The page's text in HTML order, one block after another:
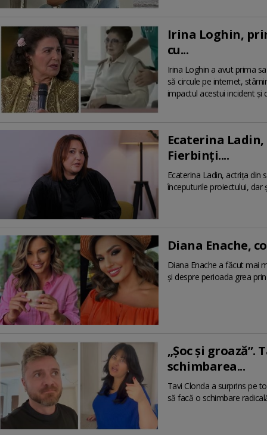
Irina Loghin,
cu...
Irina Loghin a avut prima
să circule pe internet,
impactul acestui incident și
Ecaterina
Fierbinți....
Ecaterina Ladin, actrița din
începuturile proiectului, dar
Diana Enache,
Diana Enache a făcut mai
și despre perioada grea
„Șoc și
schimbarea...
Tavi Clonda a surprins pe
să facă o schimbare